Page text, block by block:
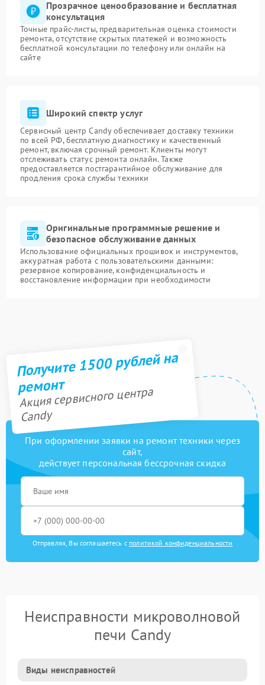
Прозрачное ценообразование и бесплатная
консультация
Точные прайс-листы, предварительная оценка стоимости
ремонта, отсутствие скрытых платежей и возможность
бесплатной консультации по телефону или онлайн на
сайте
Широкий спектр услуг
Сервисный центр Candy обеспечивает доставку техники
по всей РФ, бесплатную диагностику и качественный
ремонт, включая срочный ремонт. Клиенты могут
отслеживать статус ремонта онлайн. Также
предоставляется постгарантийное обслуживание для
продления срока службы техники
Оригинальные программные решение и
безопасное обслуживание данных
Использование официальных прошивок и инструментов,
аккуратная работа с пользовательскими данными:
резервное копирование, конфиденциальность и
восстановление информации при необходимости
Получите 1500 рублей на
ремонт
Акция сервисного центра
Candy
При оформлении заявки на ремонт техники через
сайт,
действует персональная бессрочная скидка
Отправляя, Вы соглашаетесь с политикой конфиденциальности
Неисправности микроволновой
печи Candy
Виды неисправностей